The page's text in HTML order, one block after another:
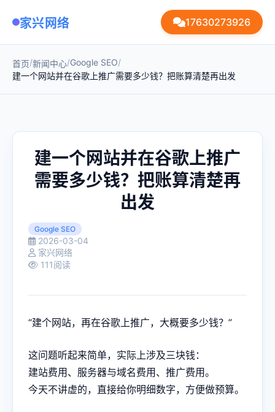
家兴网络 17630273926
首页/新闻中心/Google SEO/
建一个网站并在谷歌上推广需要多少钱？把账算清楚再出发
建一个网站并在谷歌上推广
需要多少钱？把账算清楚再
出发
Google SEO
2026-03-04
家兴网络
111阅读
“建个网站，再在谷歌上推广，大概要多少钱？”
这问题听起来简单，实际上涉及三块钱：
建站费用、服务器与域名费用、推广费用。
今天不讲虚的，直接给你明细数字，方便做预算。